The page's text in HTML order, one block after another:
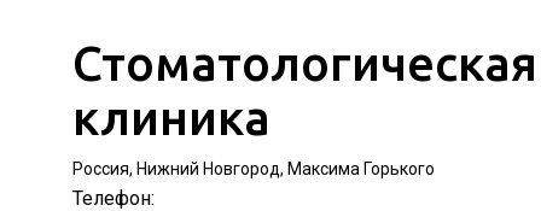
Стоматологическая
клиника
Россия, Нижний Новгород, Максима Горького
Телефон: